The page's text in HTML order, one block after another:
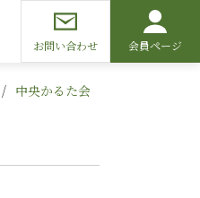
お問い合わせ 会員ページ
中央かるた会